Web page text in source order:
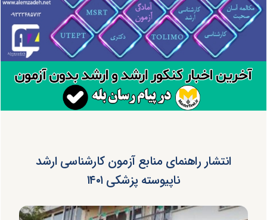
انتشار راهنمای منابع آزمون کارشناسی ارشد
ناپیوسته پزشکی ۱۴۰۱